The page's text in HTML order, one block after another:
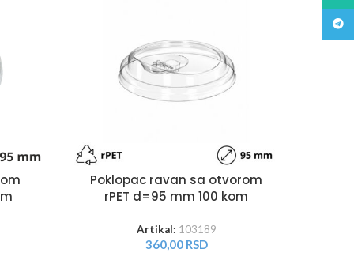
Poklopac ravan sa otvorom
rPET d=95 mm 100 kom
Artikal: 103189
360,00 RSD